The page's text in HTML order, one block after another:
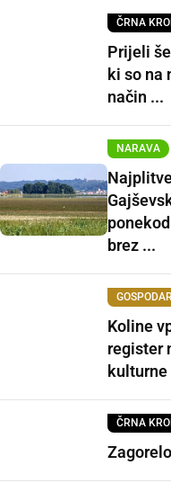
ČRNA
Prijeli
ki so na
način ...
NARAVA
brez ...
Koline
register
ČRNA